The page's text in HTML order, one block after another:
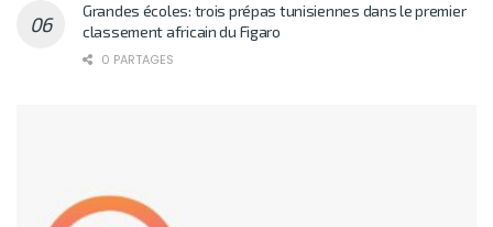
Grandes écoles: trois prépas tunisiennes dans le premier
classement africain du Figaro
0 PARTAGES